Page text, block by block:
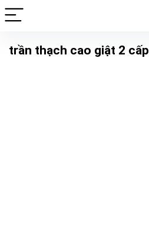
trần thạch cao giật 2 cấp